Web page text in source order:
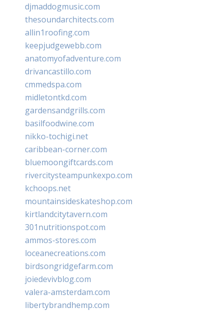
djmaddogmusic.com
thesoundarchitects.com
allin1roofing.com
keepjudgewebb.com
anatomyofadventure.com
drivancastillo.com
cmmedspa.com
midletontkd.com
gardensandgrills.com
basilfoodwine.com
nikko-tochigi.net
caribbean-corner.com
bluemoongiftcards.com
rivercitysteampunkexpo.com
kchoops.net
mountainsideskateshop.com
kirtlandcitytavern.com
301nutritionspot.com
ammos-stores.com
loceanecreations.com
birdsongridgefarm.com
joiedevivblog.com
valera-amsterdam.com
libertybrandhemp.com